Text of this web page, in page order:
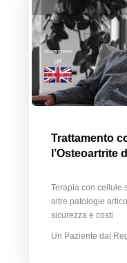
Trattamento
l’Osteoartrite
Terapia con cellule
altre patologie
sicurezza e costi
Un Paziente dal